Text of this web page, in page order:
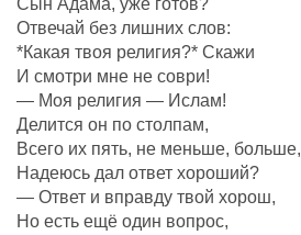
Сын Áдама, уже готов?
Отвечай без лишних слов:
*Какая твоя религия?* Скажи
И смотри мне не соври!
— Моя религия — Ислам!
Делится он по столпам,
Всего их пять, не меньше, больше,
Надеюсь дал ответ хороший?
— Ответ и вправду твой хорош,
Но есть ещё один вопрос,